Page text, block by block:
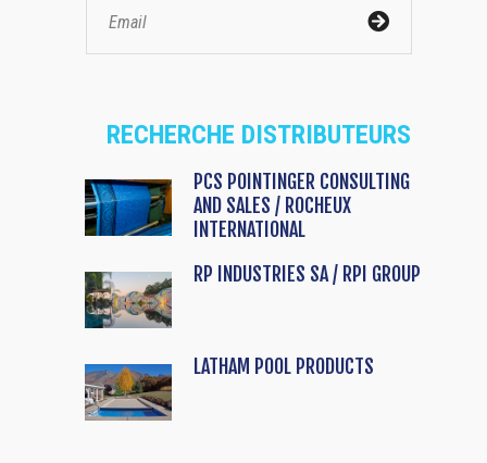
RECHERCHE DISTRIBUTEURS
PCS POINTINGER CONSULTING
AND SALES / ROCHEUX
INTERNATIONAL
RP INDUSTRIES SA / RPI GROUP
LATHAM POOL PRODUCTS